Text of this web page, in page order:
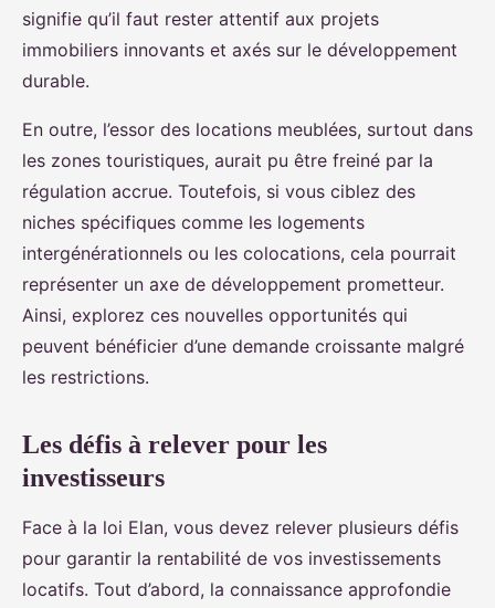
signifie qu’il faut rester attentif aux projets
immobiliers innovants et axés sur le développement
durable.
En outre, l’essor des locations meublées, surtout dans
les zones touristiques, aurait pu être freiné par la
régulation accrue. Toutefois, si vous ciblez des
niches spécifiques comme les logements
intergénérationnels ou les colocations, cela pourrait
représenter un axe de développement prometteur.
Ainsi, explorez ces nouvelles opportunités qui
peuvent bénéficier d’une demande croissante malgré
les restrictions.
Les défis à relever pour les
investisseurs
Face à la loi Elan, vous devez relever plusieurs défis
pour garantir la rentabilité de vos investissements
locatifs. Tout d’abord, la connaissance approfondie